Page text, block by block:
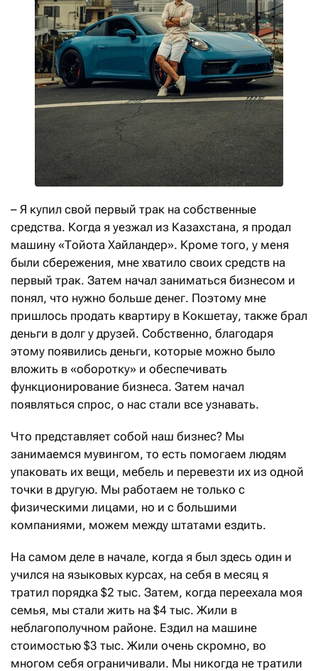
– Я купил свой первый трак на собственные
средства. Когда я уезжал из Казахстана, я продал
машину «Тойота Хайландер». Кроме того, у меня
были сбережения, мне хватило своих средств на
первый трак. Затем начал заниматься бизнесом и
понял, что нужно больше денег. Поэтому мне
пришлось продать квартиру в Кокшетау, также брал
деньги в долг у друзей. Собственно, благодаря
этому появились деньги, которые можно было
вложить в «оборотку» и обеспечивать
функционирование бизнеса. Затем начал
появляться спрос, о нас стали все узнавать.
Что представляет собой наш бизнес? Мы
занимаемся мувингом, то есть помогаем людям
упаковать их вещи, мебель и перевезти их из одной
точки в другую. Мы работаем не только с
физическими лицами, но и с большими
компаниями, можем между штатами ездить.
На самом деле в начале, когда я был здесь один и
учился на языковых курсах, на себя в месяц я
тратил порядка $2 тыс. Затем, когда переехала моя
семья, мы стали жить на $4 тыс. Жили в
неблагополучном районе. Ездил на машине
стоимостью $3 тыс. Жили очень скромно, во
многом себя ограничивали. Мы никогда не тратили